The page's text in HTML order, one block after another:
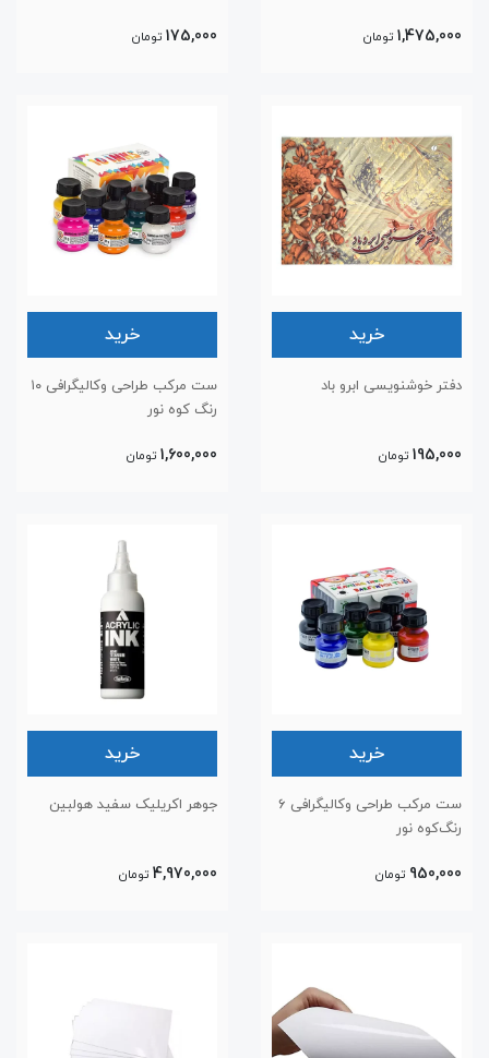
1,475,000 تومان 175,000 تومان
خرید
دفتر خوشنویسی ابرو باد
195,000 تومان
خرید
ست مرکب طراحی وکالیگرافی ۱۰
رنگ کوه نور
1,600,000 تومان
خرید
ست مرکب طراحی وکالیگرافی ۶
رنگ‌کوه نور
950,000 تومان
خرید
جوهر اکریلیک سفید هولبین
4,970,000 تومان